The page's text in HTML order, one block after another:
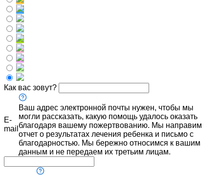
Как вас зовут?
E-
mail
Ваш адрес электронной почты нужен, чтобы мы
могли рассказать, какую помощь удалось оказать
благодаря вашему пожертвованию. Мы направим
отчет о результатах лечения ребенка и письмо с
благодарностью. Мы бережно относимся к вашим
данным и не передаем их третьим лицам.